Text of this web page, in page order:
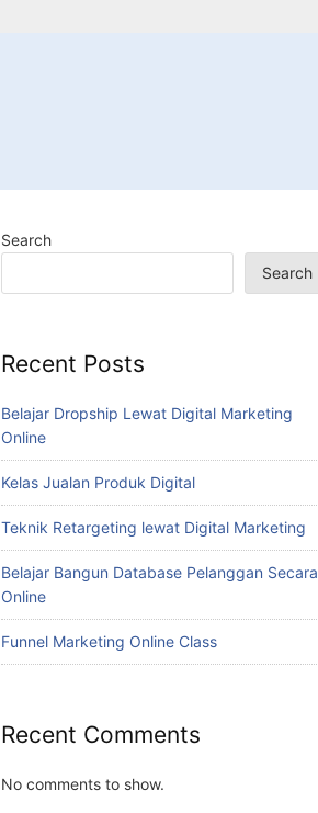
Search
Search
Recent Posts
Belajar Dropship Lewat Digital Marketing
Online
Kelas Jualan Produk Digital
Teknik Retargeting lewat Digital Marketing
Belajar Bangun Database Pelanggan Secara
Online
Funnel Marketing Online Class
Recent Comments
No comments to show.